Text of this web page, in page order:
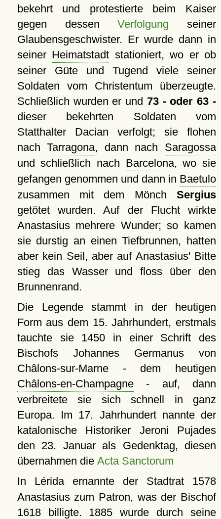
bekehrt und protestierte beim Kaiser
gegen dessenVerfolgung seiner
Glaubensgeschwister. Er wurde dann in
seiner Heimatstadt stationiert, wo er ob
seiner Güte und Tugend viele seiner
Soldaten vom Christentum überzeugte.
Schließlich wurden er und 73 - oder 63 -
dieser bekehrten Soldaten vom
Statthalter Dacian verfolgt; sie flohen
nachTarragona, dann nach Saragossa
und schließlich nach Barcelona, wo sie
gefangen genommen und dann in Baetulo
zusammen mit dem Mönch Sergius
getötet wurden. Auf der Flucht wirkte
Anastasius mehrere Wunder; so kamen
sie durstig an einen Tiefbrunnen, hatten
aber kein Seil, aber auf Anastasius' Bitte
stieg das Wasser und floss über den
Brunnenrand.
Die Legende stammt in der heutigen
Form aus dem 15. Jahrhundert, erstmals
tauchte sie 1450 in einer Schrift des
Bischofs Johannes Germanus von
Châlons-sur-Marne - dem heutigen
Châlons-en-Champagne- auf, dann
verbreitete sie sich schnell in ganz
Europa. Im 17. Jahrhundert nannte der
katalonische Historiker Jeroni Pujades
den 23. Januar als Gedenktag, diesen
übernahmen die Acta Sanctorum
In Léridaernannte der Stadtrat 1578
Anastasius zum Patron, was der Bischof
1618 billigte. 1885 wurde durch seine